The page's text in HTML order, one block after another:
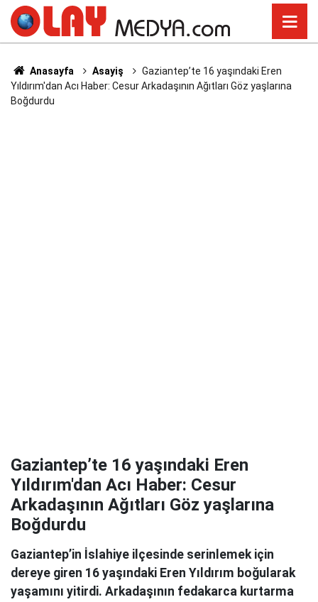
Anasayfa Asayiş
Gaziantep’te 16 yaşındaki Eren
Yıldırım'dan Acı Haber: Cesur Arkadaşının Ağıtları Göz yaşlarına
Boğdurdu
Gaziantep’te 16 yaşındaki Eren
Yıldırım'dan Acı Haber: Cesur
Arkadaşının Ağıtları Göz yaşlarına
Boğdurdu
Gaziantep’in İslahiye ilçesinde serinlemek için
dereye giren 16 yaşındaki Eren Yıldırım boğularak
yaşamını yitirdi. Arkadaşının fedakarca kurtarma